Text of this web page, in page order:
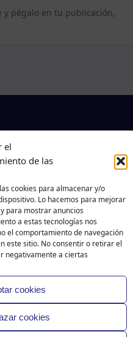
el
de las
cookies para almacenar y/o
Lo hacemos para mejorar
para mostrar anuncios
a estas tecnologías nos
el comportamiento de navegación
este sitio. No consentir o retirar el
negativamente a ciertas
cookies
cookies
y pégalo en tu publicación,
de noticias
de trabajo y
o
de la veracidad
trabajo publicada. Los
de dicha oferta.
privacidad